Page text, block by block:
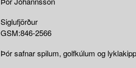
Siglufjörður
GSM:846-2566
Þór safnar spilum, golfkúlum og